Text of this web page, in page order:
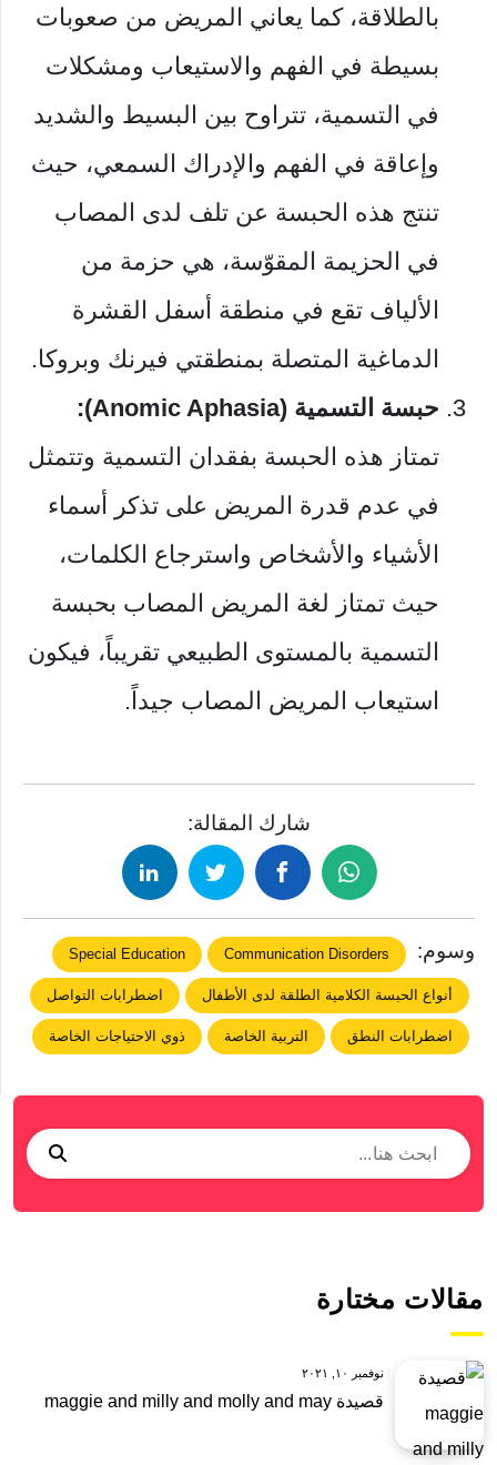
بالطلاقة، كما يعاني المريض من صعوبات
بسيطة في الفهم والاستيعاب ومشكلات
في التسمية، تتراوح بين البسيط والشديد
وإعاقة في الفهم والإدراك السمعي، حيث
تنتج هذه الحبسة عن تلف لدى المصاب
في الحزيمة المقوّسة، هي حزمة من
الألياف تقع في منطقة أسفل القشرة
الدماغية المتصلة بمنطقتي فيرنك وبروكا.
حبسة التسمية (Anomic Aphasia):
تمتاز هذه الحبسة بفقدان التسمية وتتمثل
في عدم قدرة المريض على تذكر أسماء
الأشياء والأشخاص واسترجاع الكلمات،
حيث تمتاز لغة المريض المصاب بحبسة
التسمية بالمستوى الطبيعي تقريباً، فيكون
استيعاب المريض المصاب جيداً.
شارك المقالة:
وسوم: Communication Disorders
Special Education
أنواع الحبسة الكلامية الطلقة لدى الأطفال اضطرابات التواصل
اضطرابات النطق التربية الخاصة ذوي الاحتياجات الخاصة
مقالات مختارة
نوفمبر ١٠, ٢٠٢١
قصيدة maggie and milly and molly and may